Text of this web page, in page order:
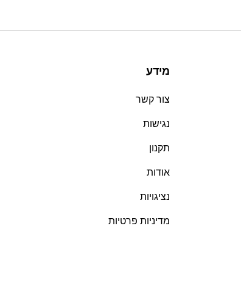
מידע
צור קשר
נגישות
תקנון
אודות
נציגויות
מדיניות פרטיות